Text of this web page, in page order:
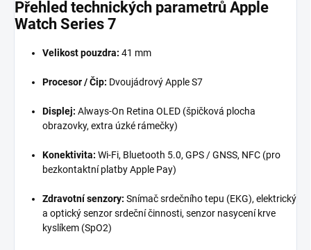
Přehled technických parametrů Apple
Watch Series 7
Velikost pouzdra: 41 mm
Procesor / Čip: Dvoujádrový Apple S7
Displej: Always-On Retina OLED (špičková plocha
obrazovky, extra úzké rámečky)
Konektivita: Wi-Fi, Bluetooth 5.0, GPS / GNSS, NFC (pro
bezkontaktní platby Apple Pay)
Zdravotní senzory: Snímač srdečního tepu (EKG), elektrický
a optický senzor srdeční činnosti, senzor nasycení krve
kyslíkem (SpO2)